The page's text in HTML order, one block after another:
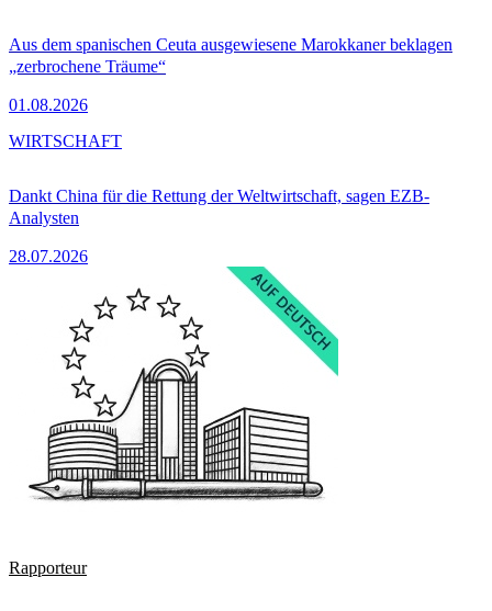
Aus dem spanischen Ceuta ausgewiesene Marokkaner beklagen
„zerbrochene Träume“
01.08.2026
Dankt China für die Rettung der Weltwirtschaft, sagen EZB-
Analysten
28.07.2026
WIRTSCHAFT
Rapporteur